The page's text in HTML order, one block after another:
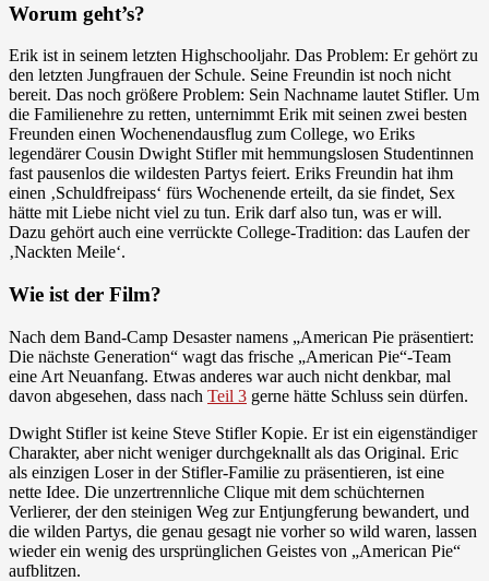
Worum geht’s?
Erik ist in seinem letzten Highschooljahr. Das Problem: Er gehört zu
den letzten Jungfrauen der Schule. Seine Freundin ist noch nicht
bereit. Das noch größere Problem: Sein Nachname lautet Stifler. Um
die Familienehre zu retten, unternimmt Erik mit seinen zwei besten
Freunden einen Wochenendausflug zum College, wo Eriks
legendärer Cousin Dwight Stifler mit hemmungslosen Studentinnen
fast pausenlos die wildesten Partys feiert. Eriks Freundin hat ihm
einen ‚Schuldfreipass‘ fürs Wochenende erteilt, da sie findet, Sex
hätte mit Liebe nicht viel zu tun. Erik darf also tun, was er will.
Dazu gehört auch eine verrückte College-Tradition: das Laufen der
‚Nackten Meile‘.
Wie ist der Film?
Nach dem Band-Camp Desaster namens „American Pie präsentiert:
Die nächste Generation“ wagt das frische „American Pie“-Team
eine Art Neuanfang. Etwas anderes war auch nicht denkbar, mal
davon abgesehen, dass nach Teil 3 gerne hätte Schluss sein dürfen.
Dwight Stifler ist keine Steve Stifler Kopie. Er ist ein eigenständiger
Charakter, aber nicht weniger durchgeknallt als das Original. Eric
als einzigen Loser in der Stifler-Familie zu präsentieren, ist eine
nette Idee. Die unzertrennliche Clique mit dem schüchternen
Verlierer, der den steinigen Weg zur Entjungferung bewandert, und
die wilden Partys, die genau gesagt nie vorher so wild waren, lassen
wieder ein wenig des ursprünglichen Geistes von „American Pie“
aufblitzen.